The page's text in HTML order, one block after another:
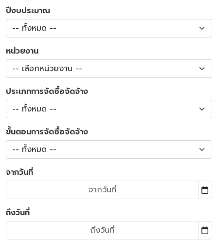
ปีงบประมาณ
-- ทั้งหมด --
หน่วยงาน
-- เลือกหน่วยงาน --
ประเภทการจัดซื้อจัดจ้าง
-- ทั้งหมด --
ขั้นตอนการจัดซื้อจัดจ้าง
-- ทั้งหมด --
จากวันที่
ถึงวันที่